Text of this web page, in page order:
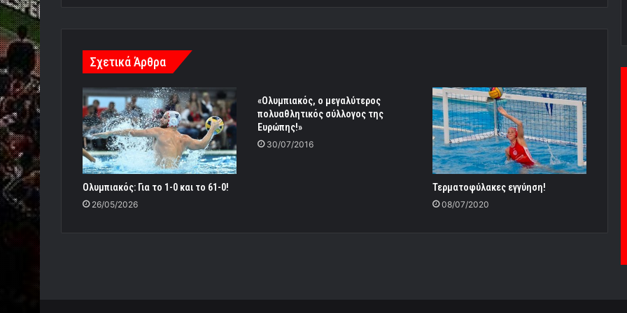
Σχετικά Άρθρα
Ολυμπιακός: Για το 1-0 και το 61-0!
26/05/2026
«Ολυμπιακός, ο μεγαλύτερος
πολυαθλητικός σύλλογος της
Ευρώπης!»
30/07/2016
Τερματοφύλακες εγγύηση!
08/07/2020